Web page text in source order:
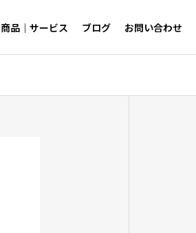
商品｜サービス ブログ お問い合わせ